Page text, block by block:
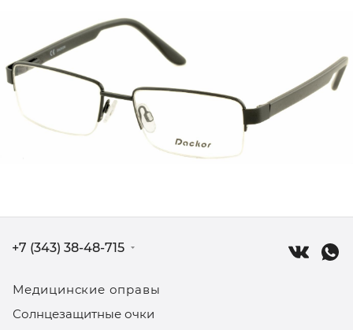
Медицинские оправы
Солнцезащитные очки
+7 (343) 38-48-715